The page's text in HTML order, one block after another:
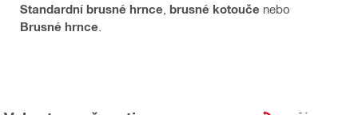
Standardní brusné hrnce brusné kotouče nebo
Brusné hrnce